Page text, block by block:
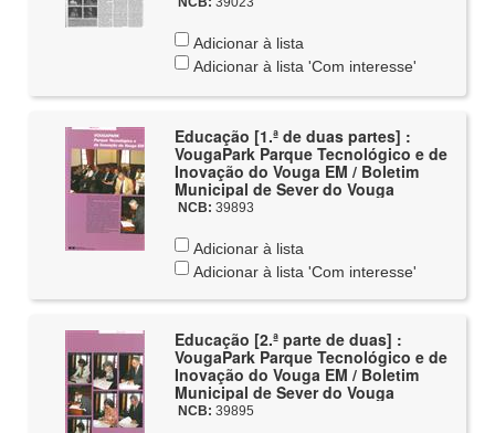
Adicionar à lista
Adicionar à lista 'Com interesse'
Educação [1.ª de duas partes] :
VougaPark Parque Tecnológico e de
Inovação do Vouga EM / Boletim
Municipal de Sever do Vouga
NCB: 39893
Adicionar à lista
Adicionar à lista 'Com interesse'
Educação [2.ª parte de duas] :
VougaPark Parque Tecnológico e de
Inovação do Vouga EM / Boletim
Municipal de Sever do Vouga
NCB: 39895